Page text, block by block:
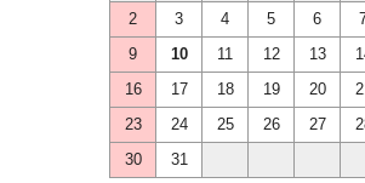
2
3 4 5 6
9
10 11 12 13
16
17 18 19 20
23
24 25 26 27
30
31